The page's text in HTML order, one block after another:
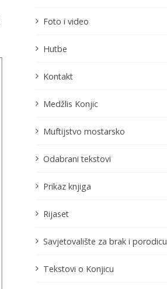
Foto i video
Hutbe
Kontakt
Medžlis Konjic
Muftijstvo mostarsko
Odabrani tekstovi
Prikaz knjiga
Rijaset
Savjetovalište za brak i porodicu
Tekstovi o Konjicu